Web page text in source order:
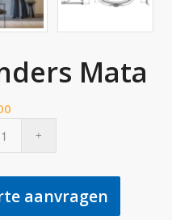
Mata
aanvragen